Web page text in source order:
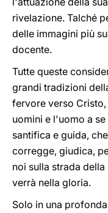
rivelazione. Talché
delle immagini più
docente.
Tutte queste
grandi tradizioni
fervore verso
uomini e l'uomo a
santifica e guida,
corregge, giudica,
noi sulla strada
verrà nella gloria.
Solo in una